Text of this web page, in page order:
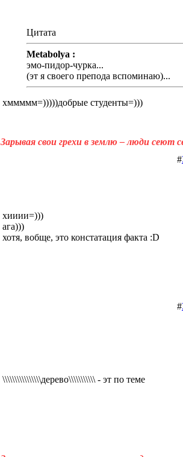
Цитата
Metabolya :
эмо-пидор-чурка...
(эт я своего препода вспоминаю)...
хммммм=)))))добрые студенты=)))
Зарывая свои грехи в землю – люди сеют
#
хииии=)))
ага)))
хотя, вобще, это констатация факта :D
#
\\\\\\\\\\\\\\\\дерево\\\\\\\\\\\ - эт по теме